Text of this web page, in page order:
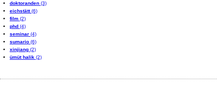
doktoranden (3)
eichstätt(6)
film (2)
phd (4)
seminar (4)
sumario (6)
xinjiang (2)
ümüt halik (2)